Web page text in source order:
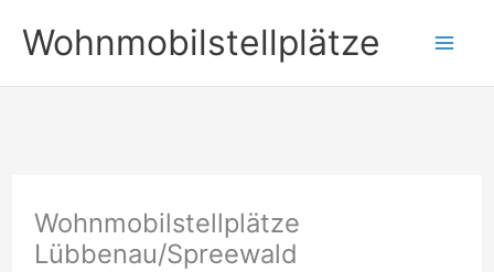
Inhalt
springen
Wohnmobilstellplätze
Wohnmobilstellplätze
Lübbenau/Spreewald